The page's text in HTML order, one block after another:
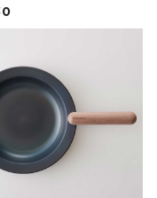
Umbrella Stand CUB
ンサンドブラック